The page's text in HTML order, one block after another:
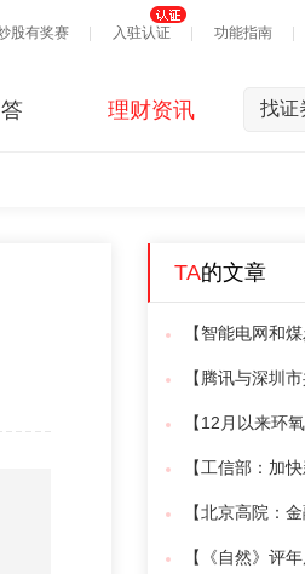
股有奖赛 入驻认证 功能指南
理财资讯 找证
TA的文章
【12月以来环